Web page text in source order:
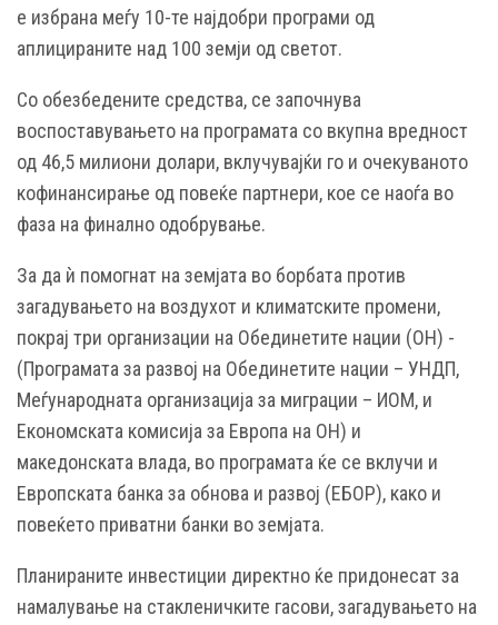
е избрана меѓу 10-те најдобри програми од
аплицираните над 100 земји од светот.
Со обезбедените средства, се започнува
воспоставувањето на програмата со вкупна вредност
од 46,5 милиони долари, вклучувајќи го и очекуваното
кофинансирање од повеќе партнери, кое се наоѓа во
фаза на финално одобрување.
За да ѝ помогнат на земјата во борбата против
загадувањето на воздухот и климатските промени,
покрај три организации на Обединетите нации (ОН) -
(Програмата за развој на Обединетите нации – УНДП,
Меѓународната организација за миграции – ИОМ, и
Економската комисија за Европа на ОН) и
македонската влада, во програмата ќе се вклучи и
Европската банка за обнова и развој (ЕБОР), како и
повеќето приватни банки во земјата.
Планираните инвестиции директно ќе придонесат за
намалување на стакленичките гасови, загадувањето на